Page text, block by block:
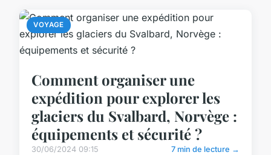
VOYAGE
Comment organiser une
expédition pour explorer les
glaciers du Svalbard, Norvège :
équipements et sécurité ?
30/06/2024 09:15 7 min de lecture →